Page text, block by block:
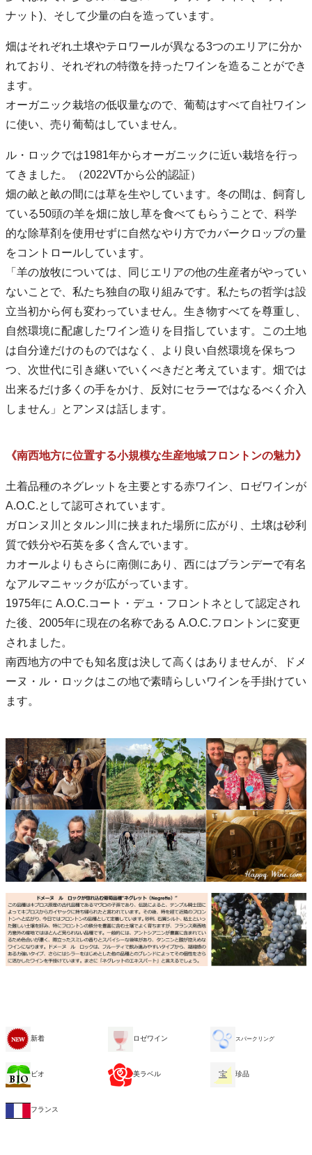
ナット)、そして少量の白を造っています。
畑はそれぞれ土壌やテロワールが異なる3つのエリアに分か
れており、それぞれの特徴を持ったワインを造ることができ
ます。
オーガニック栽培の低収量なので、葡萄はすべて自社ワイン
に使い、売り葡萄はしていません。
ル・ロックでは1981年からオーガニックに近い栽培を行っ
てきました。（2022VTから公的認証）
畑の畝と畝の間には草を生やしています。冬の間は、飼育し
ている50頭の羊を畑に放し草を食べてもらうことで、科学
的な除草剤を使用せずに自然なやり方でカバークロップの量
をコントロールしています。
「羊の放牧については、同じエリアの他の生産者がやってい
ないことで、私たち独自の取り組みです。私たちの哲学は設
立当初から何も変わっていません。生き物すべてを尊重し、
自然環境に配慮したワイン造りを目指しています。この土地
は自分達だけのものではなく、より良い自然環境を保ちつ
つ、次世代に引き継いでいくべきだと考えています。畑では
出来るだけ多くの手をかけ、反対にセラーではなるべく介入
しません」とアンヌは話します。
《南西地方に位置する小規模な生産地域フロントンの魅力》
土着品種のネグレットを主要とする赤ワイン、ロゼワインが
A.O.C.として認可されています。
ガロンヌ川とタルン川に挟まれた場所に広がり、土壌は砂利
質で鉄分や石英を多く含んでいます。
カオールよりもさらに南側にあり、西にはブランデーで有名
なアルマニャックが広がっています。
1975年に A.O.C.コート・デュ・フロントネとして認定され
た後、2005年に現在の名称である A.O.C.フロントンに変更
されました。
南西地方の中でも知名度は決して高くはありませんが、ドメ
ーヌ・ル・ロックはこの地で素晴らしいワインを手掛けてい
ます。
新着 ロゼワイン スパークリング
ビオ 美ラベル 珍品
フランス